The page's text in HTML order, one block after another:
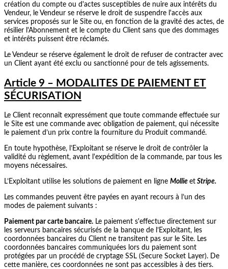
création du compte ou d'actes susceptibles de nuire aux intérêts du
Vendeur, le Vendeur se réserve le droit de suspendre l'accès aux
services proposés sur le Site ou, en fonction de la gravité des actes, de
résilier l'Abonnement et le compte du Client sans que des dommages
et intérêts puissent être réclamés.
Le Vendeur se réserve également le droit de refuser de contracter avec
un Client ayant été exclu ou sanctionné pour de tels agissements.
Article 9 – MODALITES DE PAIEMENT ET
SÉCURISATION
Le Client reconnaît expressément que toute commande effectuée sur
le Site est une commande avec obligation de paiement, qui nécessite
le paiement d’un prix contre la fourniture du Produit commandé.
En toute hypothèse, l’Exploitant se réserve le droit de contrôler la
validité du règlement, avant l'expédition de la commande, par tous les
moyens nécessaires.
L’Exploitant utilise les solutions de paiement en ligne Mollie et Stripe.
Les commandes peuvent être payées en ayant recours à l’un des
modes de paiement suivants :
Paiement par carte bancaire. Le paiement s'effectue directement sur
les serveurs bancaires sécurisés de la banque de l’Exploitant, les
coordonnées bancaires du Client ne transitent pas sur le Site. Les
coordonnées bancaires communiquées lors du paiement sont
protégées par un procédé de cryptage SSL (Secure Socket Layer). De
cette manière, ces coordonnées ne sont pas accessibles à des tiers.